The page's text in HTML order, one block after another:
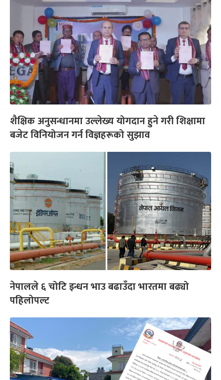
शैक्षिक अनुसन्धानमा उल्लेख्य योगदान हुने गरी शिक्षामा
बजेट विनियोजन गर्न विज्ञहरूको सुझाव
नेपालले ६ चोटि इन्धन भाउ बढाउँदा भारतमा बढ्यो
पहिलोपल्ट